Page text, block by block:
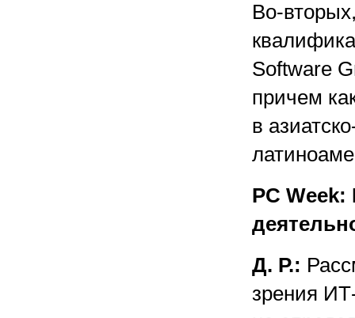
Во-
Software
причем
в
PC Week:
Д. Р.:
зрения